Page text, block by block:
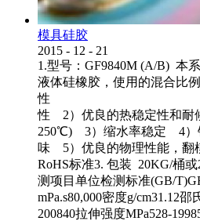
模具硅胶
2015 - 12 - 21
1.型号：GF9840M (A/B) 本
液体硅橡胶，使用的混合比
性 1）优良
性 2）优良的热稳定性和耐
250℃) 3）缩水率稳定 4）
味 5）优良的物理性能，
RoHS标准3. 包装 20KG/桶
测项目单位检测标准(GB/
mPa.s80,000密度g/cm31.12邵
200840拉伸强度MPa528-